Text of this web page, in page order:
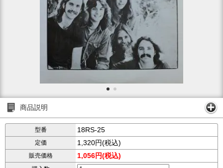
商品説明
型番 18RS-25
定価 1,320円(税込)
販売価格 1,056円(税込)